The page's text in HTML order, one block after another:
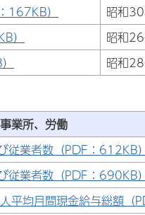
167KB）
昭和
）
昭和
昭和
業所、労働
従業者数（PDF：612KB）
従業者数（PDF：690KB）
平均月間現金給与総額（